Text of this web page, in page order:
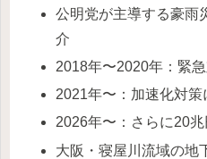
公明党が主導する豪雨
介
2018年〜2020年：緊
2021年〜：加速化対策
2026年〜：さらに20
大阪・寝屋川流域の地